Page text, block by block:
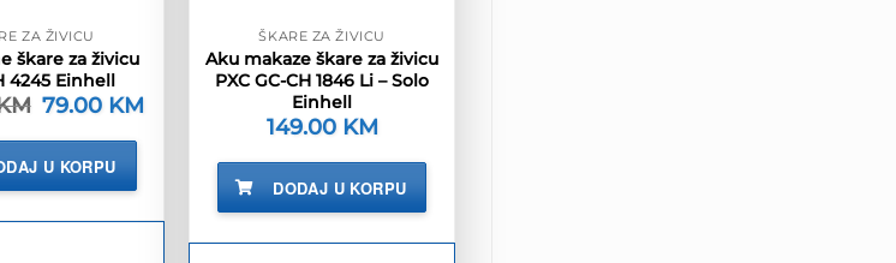
ZA ŽIVICU
škare za živicu
4245 Einhell
Izvorna
cijena
bila
109.00 KM.
79.00 KM
U KORPU
ŠKARE ZA ŽIVICU
Aku makaze škare za živicu
PXC GC-CH 1846 Li – Solo
Einhell
149.00 KM
DODAJ U KORPU